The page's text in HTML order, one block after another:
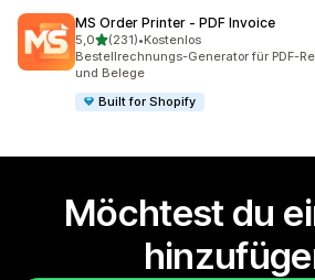
MS Order Printer ‑ PDF Invoice
5,0von 5 Sternen
(231)
231 Rezensionen insgesamt
•Kostenlos
Bestellrechnungs-Generator für PDF-
und Belege
Built for Shopify
Möchtest du